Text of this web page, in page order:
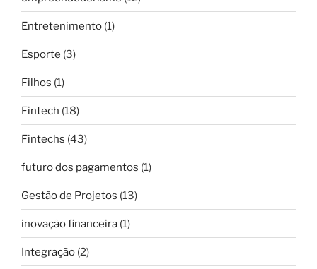
Entretenimento (1)
Esporte (3)
Filhos (1)
Fintech (18)
Fintechs (43)
futuro dos pagamentos (1)
Gestão de Projetos (13)
inovação financeira (1)
Integração (2)